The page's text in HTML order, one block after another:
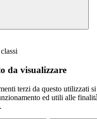
da visualizzare
terzi da questo utilizzati
ed utili alle
.